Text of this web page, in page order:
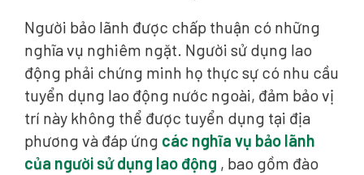
Người bảo lãnh được chấp thuận có những
nghĩa vụ nghiêm ngặt. Người sử dụng lao
động phải chứng minh họ thực sự có nhu cầu
tuyển dụng lao động nước ngoài, đảm bảo vị
trí này không thể được tuyển dụng tại địa
phương và đáp ứng các nghĩa vụ bảo lãnh
của người sử dụng lao động , bao gồm đào